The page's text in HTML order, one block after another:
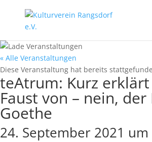
« Alle Veranstaltungen
Diese Veranstaltung hat bereits
teAtrum: Kurz erklärt
Faust von – nein, der
Goethe
24. September 2021 um